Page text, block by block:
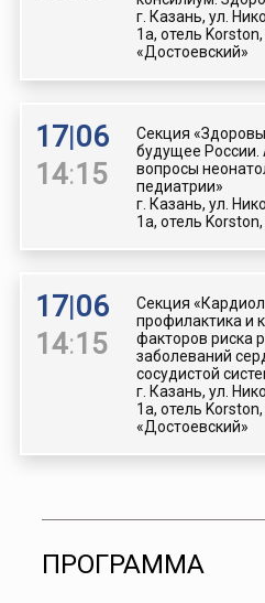
г. Казань, ул.
1а, отель Korston,
«Достоевский»
17|06
14:15
Секция
будущее России.
вопросы
педиатрии»
г. Казань, ул.
1а, отель
17|06
14:15
Секция
профилактика и
факторов риска
заболеваний
сосудистой
г. Казань, ул.
1а, отель Korston,
«Достоевский»
ПРОГРАММА